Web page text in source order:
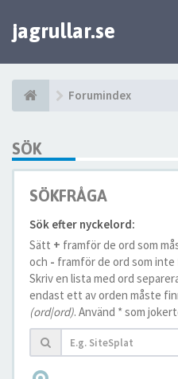
jagrullar.se
Forumindex
SÖK
SÖKFRÅGA
Sök efter nyckelord:
Sätt + framför de ord som
och - framför de ord som
Skriv en lista med ord
endast ett av orden måste
(ord|ord). Använd * som